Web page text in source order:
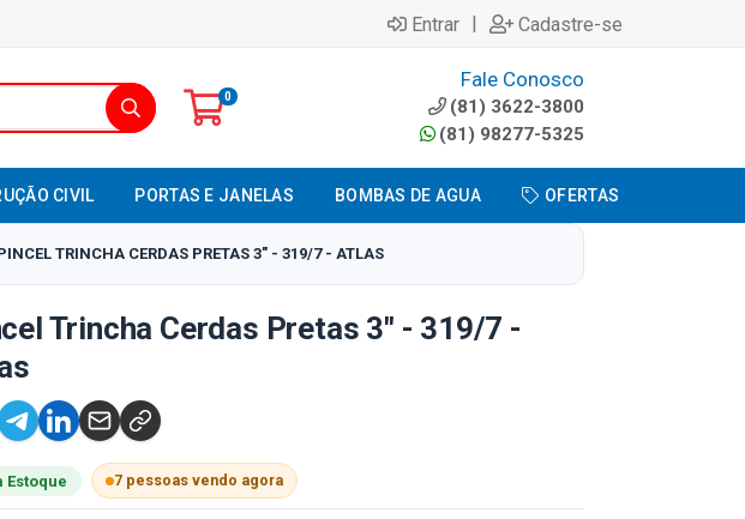
Entrar | Cadastre-se
0
Fale Conosco
(81) 3622-3800
(81) 98277-5325
CIVIL PORTAS E JANELAS BOMBAS DE AGUA OFERTAS
TRINCHA CERDAS PRETAS 3" - 319/7 - ATLAS
Trincha Cerdas Pretas 3" - 319/7 -
Estoque 7 pessoas vendo agora